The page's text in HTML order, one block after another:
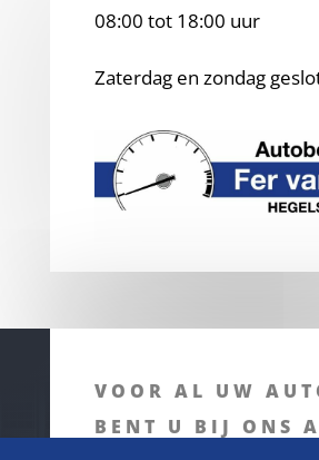
08:00 tot 18:00 uur
Zaterdag en zondag
VOOR AL UW
BENT U BIJ ONS